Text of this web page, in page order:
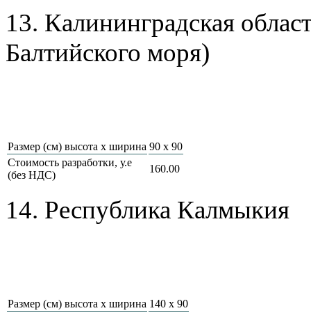
13. Калининградская
Балтийского моря)
Размер (см) высота х ширина 90 x 90
Стоимость разработки, у.е
(без НДС)
160.00
14. Республика Калмыкия
Размер (см) высота х ширина 140 x 90